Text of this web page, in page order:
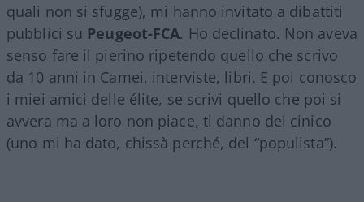
quali non si sfugge), mi hanno invitato a dibattiti
pubblici su Peugeot-FCA. Ho declinato. Non aveva
senso fare il pierino ripetendo quello che scrivo
da 10 anni in Camei, interviste, libri. E poi conosco
i miei amici delle élite, se scrivi quello che poi si
avvera ma a loro non piace, ti danno del cinico
(uno mi ha dato, chissà perché, del “populista”).